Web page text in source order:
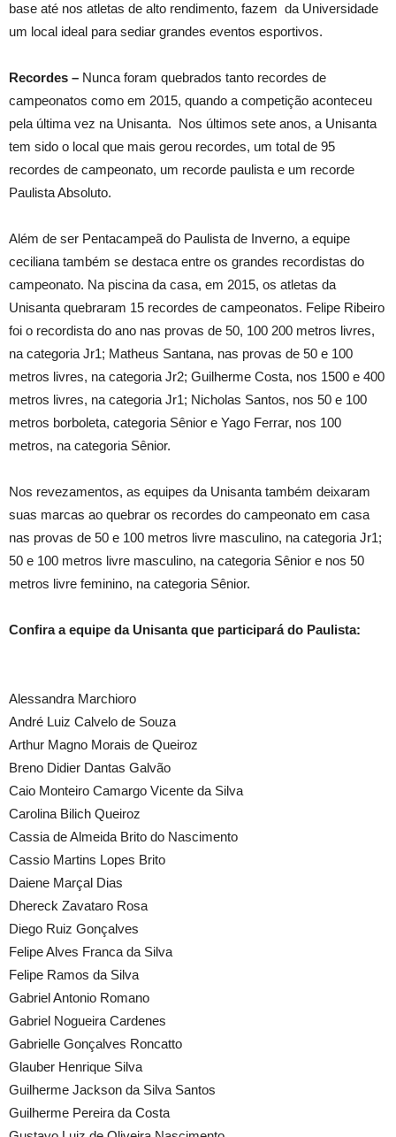
base até nos atletas de alto rendimento, fazem da Universidade
um local ideal para sediar grandes eventos esportivos.
Recordes – Nunca foram quebrados tanto recordes de
campeonatos como em 2015, quando a competição aconteceu
pela última vez na Unisanta. Nos últimos sete anos, a Unisanta
tem sido o local que mais gerou recordes, um total de 95
recordes de campeonato, um recorde paulista e um recorde
Paulista Absoluto.
Além de ser Pentacampeã do Paulista de Inverno, a equipe
ceciliana também se destaca entre os grandes recordistas do
campeonato. Na piscina da casa, em 2015, os atletas da
Unisanta quebraram 15 recordes de campeonatos. Felipe Ribeiro
foi o recordista do ano nas provas de 50, 100 200 metros livres,
na categoria Jr1; Matheus Santana, nas provas de 50 e 100
metros livres, na categoria Jr2; Guilherme Costa, nos 1500 e 400
metros livres, na categoria Jr1; Nicholas Santos, nos 50 e 100
metros borboleta, categoria Sênior e Yago Ferrar, nos 100
metros, na categoria Sênior.
Nos revezamentos, as equipes da Unisanta também deixaram
suas marcas ao quebrar os recordes do campeonato em casa
nas provas de 50 e 100 metros livre masculino, na categoria Jr1;
50 e 100 metros livre masculino, na categoria Sênior e nos 50
metros livre feminino, na categoria Sênior.
Confira a equipe da Unisanta que participará do Paulista:
Alessandra Marchioro
André Luiz Calvelo de Souza
Arthur Magno Morais de Queiroz
Breno Didier Dantas Galvão
Caio Monteiro Camargo Vicente da Silva
Carolina Bilich Queiroz
Cassia de Almeida Brito do Nascimento
Cassio Martins Lopes Brito
Daiene Marçal Dias
Dhereck Zavataro Rosa
Diego Ruiz Gonçalves
Felipe Alves Franca da Silva
Felipe Ramos da Silva
Gabriel Antonio Romano
Gabriel Nogueira Cardenes
Gabrielle Gonçalves Roncatto
Glauber Henrique Silva
Guilherme Jackson da Silva Santos
Guilherme Pereira da Costa